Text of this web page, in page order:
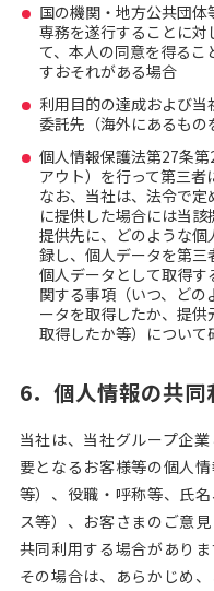
国の機関・地方公共団
専務を遂行することに
て、本人の同意を得る
すおそれがある場合
利用目的の達成および
委託先（海外にあるも
個人情報保護法第27条
アウト）を行って第三者
なお、当社は、法令で
に提供した場合には当
提供先に、どのような
録し、個人データを第
個人データとして取得
関する事項（いつ、ど
ータを取得したか、提
取得したか等）について
6．個人情報の共同
当社は、当社グループ企
要となるお客様等の個人
等）、役職・呼称等、氏
ス等）、お客さまのご意
共同利用する場合がありま
その場合は、あらかじめ